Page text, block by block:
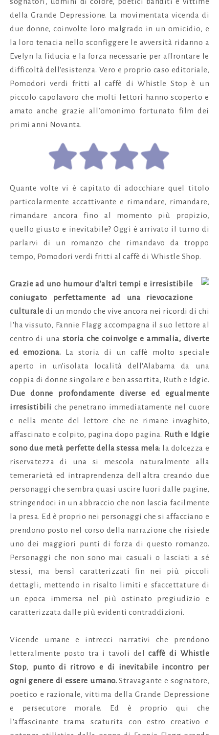
della Grande Depressione. La movimentata vicenda di
due donne, coinvolte loro malgrado in un omicidio, e
la loro tenacia nello sconfiggere le avversità ridanno a
Evelyn la fiducia e la forza necessarie per affrontare le
difficoltà dell'esistenza. Vero e proprio caso editoriale,
Pomodori verdi fritti al caffè di Whistle Stop è un
piccolo capolavoro che molti lettori hanno scoperto e
amato anche grazie all’omonimo fortunato film dei
primi anni Novanta.
Quante volte vi è capitato di adocchiare quel titolo
particolarmente accattivante e rimandare, rimandare,
rimandare ancora fino al momento più propizio,
quello giusto e inevitabile? Oggi è arrivato il turno di
parlarvi di un romanzo che rimandavo da troppo
tempo, Pomodori verdi fritti al caffè di Whistle Shop.
Grazie ad uno humour d'altri tempi e irresistibile
coniugato perfettamente ad una rievocazione
culturale di un mondo che vive ancora nei ricordi di chi
l'ha vissuto, Fannie Flagg accompagna il suo lettore al
centro di una storia che coinvolge e ammalia, diverte
ed emoziona. La storia di un caffè molto speciale
aperto in un'isolata località dell'Alabama da una
coppia di donne singolare e ben assortita, Ruth e Idgie.
Due donne profondamente diverse ed egualmente
irresistibili che penetrano immediatamente nel cuore
e nella mente del lettore che ne rimane invaghito,
affascinato e colpito, pagina dopo pagina. Ruth e Idgie
sono due metà perfette della stessa mela: la dolcezza e
riservatezza di una si mescola naturalmente alla
temerarietà ed intraprendenza dell'altra creando due
personaggi che sembra quasi uscire fuori dalle pagine,
stringendoci in un abbraccio che non lascia facilmente
la presa. Ed è proprio nei personaggi che si affacciano e
prendono posto nel corso della narrazione che risiede
uno dei maggiori punti di forza di questo romanzo.
Personaggi che non sono mai casuali o lasciati a sé
stessi, ma bensì caratterizzati fin nei più piccoli
dettagli, mettendo in risalto limiti e sfaccettature di
un epoca immersa nel più ostinato pregiudizio e
caratterizzata dalle più evidenti contraddizioni.
Vicende umane e intrecci narrativi che prendono
letteralmente posto tra i tavoli delcaffè di Whistle
Stop, punto di ritrovo e di inevitabile incontro per
ogni genere di essere umano.Stravagante e sognatore,
poetico e razionale, vittima della Grande Depressione
e persecutore morale. Ed è proprio qui che
l'affascinante trama scaturita con estro creativo e